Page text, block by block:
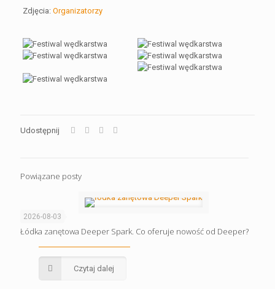
Zdjęcia: Organizatorzy
Udostępnij
Powiązane posty
2026-08-03
Łódka zanętowa Deeper Spark. Co oferuje nowość od Deeper?
Czytaj dalej